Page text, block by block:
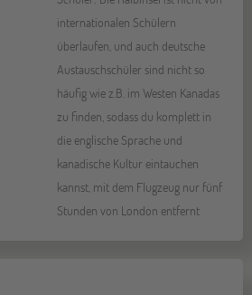
internationalen Schülern
überlaufen, und auch deutsche
Austauschschüler sind nicht so
häufig wie z.B. im Westen Kanadas
zu finden, sodass du komplett in
die englische Sprache und
kanadische Kultur eintauchen
kannst, mit dem Flugzeug nur fünf
Stunden von London entfernt